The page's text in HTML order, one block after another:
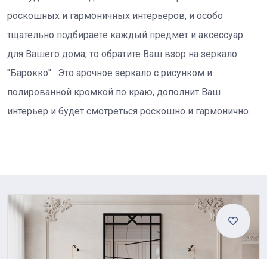
роскошных и гармоничных интерьеров, и особо
тщательно подбираете каждый предмет и аксессуар
для Вашего дома, то обратите Ваш взор на зеркало
"Барокко". Это арочное зеркало с рисунком и
полированной кромкой по краю, дополнит Ваш
интерьер и будет смотреться роскошно и гармонично.